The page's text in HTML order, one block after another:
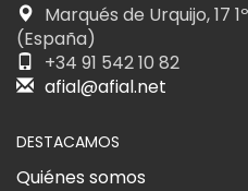
Marqués de Urquijo, 17
(España)
+34 91 542 10 82
afial@afial.net
DESTACAMOS
Quiénes somos